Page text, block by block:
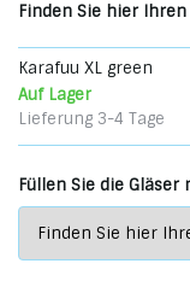
Finden Sie hier
Karafuu XL green
Auf Lager
Lieferung 3-4 Tage
Füllen Sie die